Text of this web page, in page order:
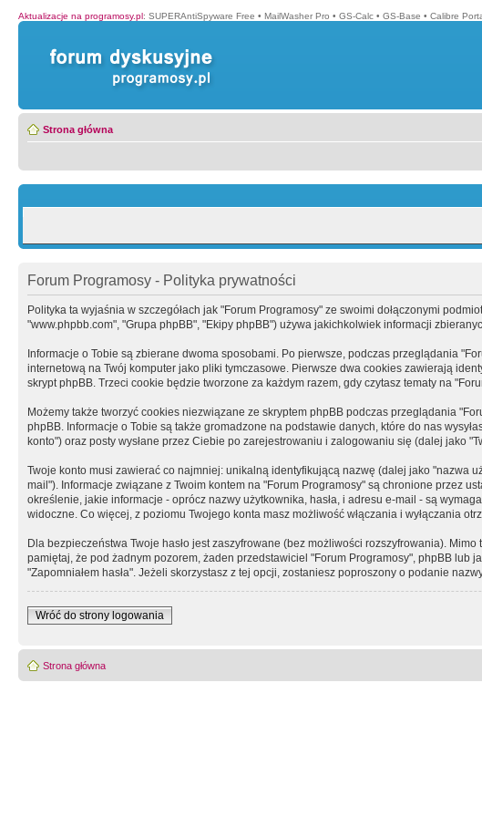
Aktualizacje na programosy.pl: SUPERAntiSpyware Free • MailWasher Pro • GS-Calc • GS-Base • Calibre
Strona główna
Forum Programosy - Polityka prywatności
Polityka ta wyjaśnia w szczegółach jak "Forum Programosy" ze swoimi dołączonymi
"www.phpbb.com", "Grupa phpBB", "Ekipy phpBB") używa jakichkolwiek informacji
Informacje o Tobie są zbierane dwoma sposobami. Po pierwsze, podczas przeglądania
internetową na Twój komputer jako pliki tymczasowe. Pierwsze dwa cookies zawierają
skrypt phpBB. Trzeci cookie będzie tworzone za każdym razem, gdy czytasz tematy na
Możemy także tworzyć cookies niezwiązane ze skryptem phpBB podczas przeglądania
phpBB. Informacje o Tobie są także gromadzone na podstawie danych, które do nas
konto") oraz posty wysłane przez Ciebie po zarejestrowaniu i zalogowaniu się (dalej jako
Twoje konto musi zawierać co najmniej: unikalną identyfikującą nazwę (dalej jako "nazwa
mail"). Informacje związane z Twoim kontem na "Forum Programosy" są chronione przez
określenie, jakie informacje - oprócz nazwy użytkownika, hasła, i adresu e-mail - są
widoczne. Co więcej, z poziomu Twojego konta masz możliwość włączania i wyłączania
Dla bezpieczeństwa Twoje hasło jest zaszyfrowane (bez możliwości rozszyfrowania).
pamiętaj, że pod żadnym pozorem, żaden przedstawiciel "Forum Programosy", phpBB
"Zapomniałem hasła". Jeżeli skorzystasz z tej opcji, zostaniesz poproszony o podanie
Wróć do strony logowania
Strona główna